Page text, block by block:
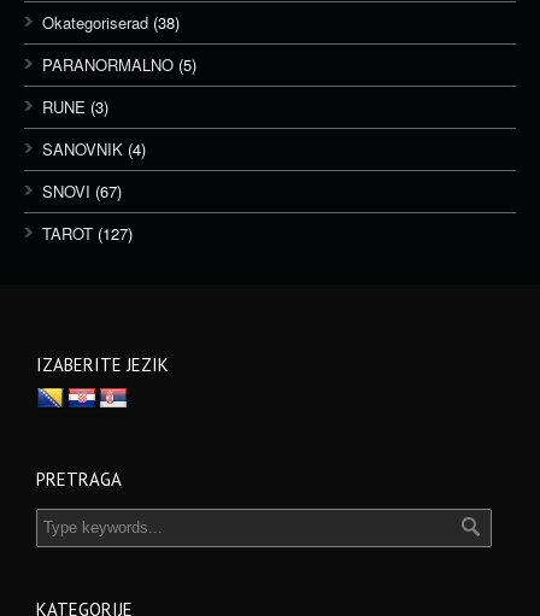
Okategoriserad (38)
PARANORMALNO (5)
RUNE (3)
SANOVNIK (4)
SNOVI (67)
TAROT (127)
IZABERITE JEZIK
PRETRAGA
KATEGORIJE